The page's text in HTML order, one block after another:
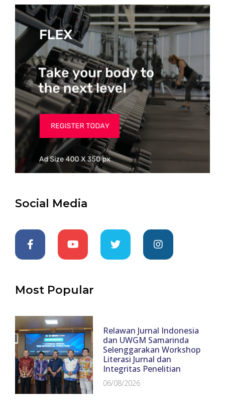
Social Media
Most Popular
Relawan Jurnal Indonesia
dan UWGM Samarinda
Selenggarakan Workshop
Literasi Jurnal dan
Integritas Penelitian
06/08/2026